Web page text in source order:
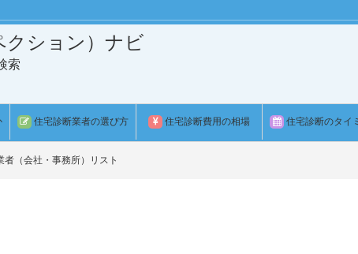
クション）ナビ
索
住宅診断業者の選び方 住宅診断費用の相場 住宅診断のタイ
（会社・事務所）リスト